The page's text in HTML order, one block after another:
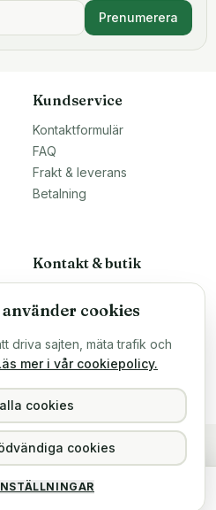
Prenumerera
Kundservice
Kontaktformulär
FAQ
Frakt & leverans
Betalning
Kontakt & butik
Malmö, Sverige
ÖPPETTIDER
Mån–Fre 10–16
Hitta hit →
8GB DDR4 (1x8GB) Ramaxel SODIMM 1Rx8 PC4-2133R 2133MHz 389 kr
cookies
driva sajten, mäta trafik och
mer i vår cookiepolicy.
cookies
cookies